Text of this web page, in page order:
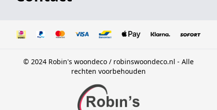
© 2024 Robin's woondeco / robinswoondeco.nl - Alle
rechten voorbehouden